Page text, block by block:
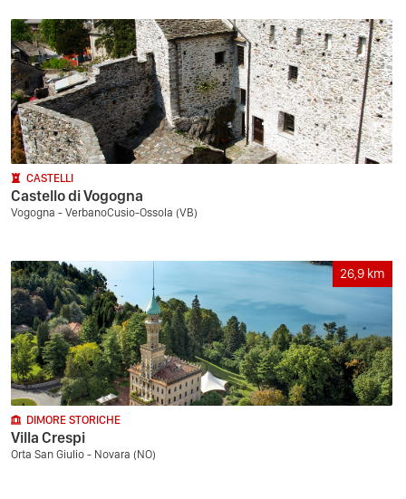
CASTELLI
Castello di Vogogna
Vogogna - VerbanoCusio-Ossola (VB)
26,9 km
DIMORE STORICHE
Villa Crespi
Orta San Giulio - Novara (NO)